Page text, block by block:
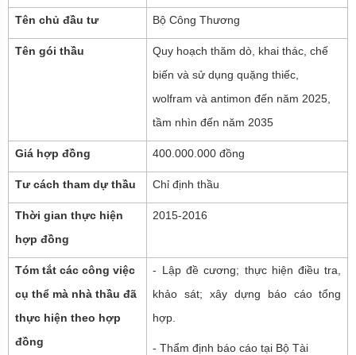
Tên chủ đầu tư Bộ Công Thương
Tên gói thầu
Quy hoạch thăm dò, khai thác, chế
biến và sử dụng quặng thiếc,
wolfram và antimon đến năm 2025,
tầm nhìn đến năm 2035
Giá hợp đồng 400.000.000 đồng
Tư cách tham dự thầu Chỉ định thầu
Thời gian thực hiện
hợp đồng
2015-2016
Tóm tắt các công việc
cụ thể mà nhà thầu đã
thực hiện theo hợp
đồng
- Lập đề cương; thực hiện điều tra,
khảo sát; xây dựng báo cáo tổng
hợp.
- Thẩm định báo cáo tại Bộ Tài